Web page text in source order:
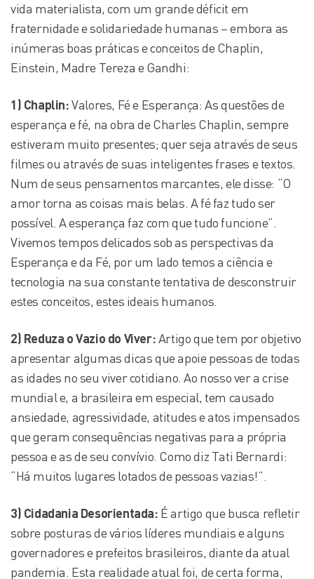
vida materialista, com um grande déficit em
fraternidade e solidariedade humanas – embora as
inúmeras boas práticas e conceitos de Chaplin,
Einstein, Madre Tereza e Gandhi:
1) Chaplin:Valores, Fé e Esperança: As questões de
esperança e fé, na obra de Charles Chaplin, sempre
estiveram muito presentes; quer seja através de seus
filmes ou através de suas inteligentes frases e textos.
Num de seus pensamentos marcantes, ele disse: “O
amor torna as coisas mais belas. A fé faz tudo ser
possível. A esperança faz com que tudo funcione”.
Vivemos tempos delicados sob as perspectivas da
Esperança e da Fé, por um lado temos a ciência e
tecnologia na sua constante tentativa de desconstruir
estes conceitos, estes ideais humanos.
2) Reduza o Vazio do Viver:Artigo que tem por objetivo
apresentar algumas dicas que apoie pessoas de todas
as idades no seu viver cotidiano. Ao nosso ver a crise
mundial e, a brasileira em especial, tem causado
ansiedade, agressividade, atitudes e atos impensados
que geram consequências negativas para a própria
pessoa e as de seu convívio. Como diz Tati Bernardi:
“Há muitos lugares lotados de pessoas vazias!”.
3) Cidadania Desorientada: É artigo que busca refletir
sobre posturas de vários líderes mundiais e alguns
governadores e prefeitos brasileiros, diante da atual
pandemia. Esta realidade atual foi, de certa forma,